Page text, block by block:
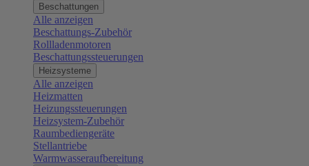
Beschattungen
Alle anzeigen
Beschattungs-Zubehör
Rollladenmotoren
Beschattungssteuerungen
Heizsysteme
Alle anzeigen
Heizmatten
Heizungssteuerungen
Heizsystem-Zubehör
Raumbediengeräte
Stellantriebe
Warmwasseraufbereitung